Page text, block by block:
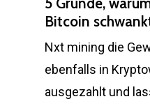
Bitcoin
Nxt mining die
ebenfalls in
ausgezahlt und